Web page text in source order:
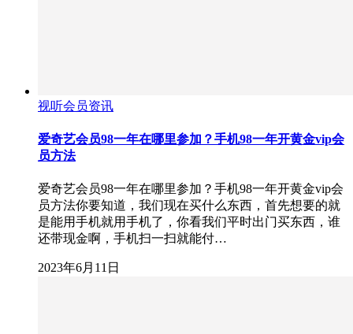
视听会员资讯
爱奇艺会员98一年在哪里参加？手机98一年开黄金vip会
员方法
爱奇艺会员98一年在哪里参加？手机98一年开黄金vip会
员方法你要知道，我们现在买什么东西，首先想要的就
是能用手机就用手机了，你看我们平时出门买东西，谁
还带现金啊，手机扫一扫就能付…
2023年6月11日